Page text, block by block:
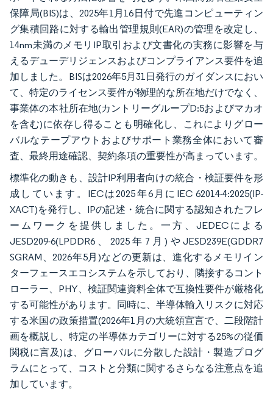
保障局(BIS)は、2025年1月16日付で先進コンピューティン
グ集積回路に対する輸出管理規則(EAR)の管理を改定し、
14nm未満のメモリIP取引および文書化の実務に影響を与
えるデューデリジェンスおよびコンプライアンス要件を追
加しました。BISは2026年5月31日発行のガイダンスにおい
て、特定のライセンス要件が物理的な所在地だけでなく、
事業体の本社所在地(カントリーグループD:5およびマカオ
を含む)に依存し得ることも明確化し、これによりグロー
バルなテープアウトおよびサポート業務全体において審
査、最終用途確認、契約条項の重要性が高まっています。
標準化の動きも、設計IP利用者向けの統合・検証要件を形
成しています。IECは2025年6月にIEC 62014-4:2025(IP-
XACT)を発行し、IPの記述・統合に関する認知されたフレ
ームワークを提供しました。一方、JEDECによる
JESD209-6(LPDDR6、2025年7月)やJESD239E(GDDR7
SGRAM、2026年5月)などの更新は、進化するメモリイン
ターフェースエコシステムを示しており、隣接するコント
ローラー、PHY、検証関連資料全体で互換性要件が厳格化
する可能性があります。同時に、半導体輸入リスクに対応
する米国の政策措置(2026年1月の大統領宣言で、二段階計
画を概説し、特定の半導体カテゴリーに対する25%の従価
関税に言及)は、グローバルに分散した設計・製造プログ
ラムにとって、コストと分類に関するさらなる注意点を追
加しています。